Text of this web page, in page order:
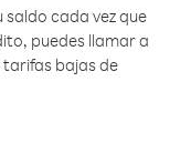
saldo cada vez que
puedes llamar a
tarifas bajas de